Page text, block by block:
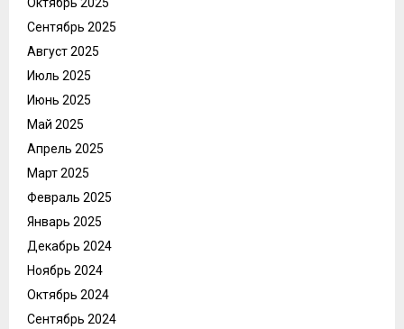
Сентябрь 2025
Август 2025
Июль 2025
Июнь 2025
Май 2025
Апрель 2025
Март 2025
Февраль 2025
Январь 2025
Декабрь 2024
Ноябрь 2024
Октябрь 2024
Сентябрь 2024